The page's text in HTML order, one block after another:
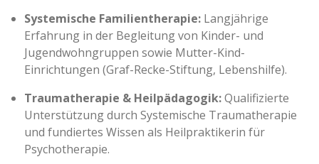
Systemische Familientherapie: Langjährige
Erfahrung in der Begleitung von Kinder- und
Jugendwohngruppen sowie Mutter-Kind-
Einrichtungen (Graf-Recke-Stiftung, Lebenshilfe).
Traumatherapie & Heilpädagogik:Qualifizierte
Unterstützung durch Systemische Traumatherapie
und fundiertes Wissen als Heilpraktikerin für
Psychotherapie.